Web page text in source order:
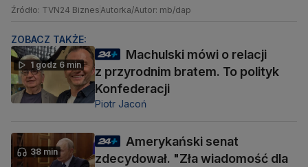
Źródło: TVN24 BiznesAutorka/Autor: mb/dap
ZOBACZ TAKŻE:
1 godz 6 min
Machulski mówi o relacji
z przyrodnim bratem. To polityk
Konfederacji
Piotr Jacoń
38 min
Amerykański senat
zdecydował. "Zła wiadomość dla